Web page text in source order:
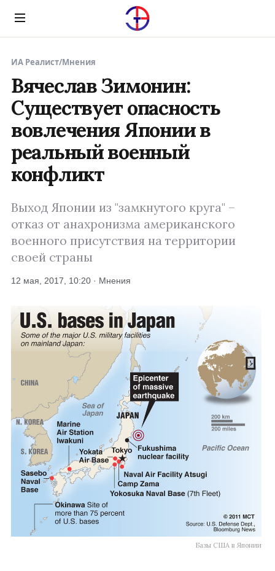
Menu
ИА Реалист/Мнения
Вячеслав Зимонин:
Существует опасность
вовлечения Японии в
реальный военный
конфликт
Выход Японии из "замкнутого круга" –
отказ от анахронизма американского
военного присутствия на территории
своей страны
12 мая, 2017, 10:20 · Мнения
Базы США в Японии